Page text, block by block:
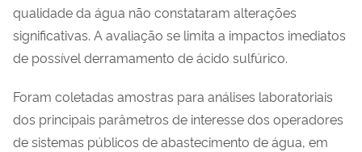
qualidade da água não constataram alterações
significativas. A avaliação se limita a impactos imediatos
de possível derramamento de ácido sulfúrico.
Foram coletadas amostras para análises laboratoriais
dos principais parâmetros de interesse dos operadores
de sistemas públicos de abastecimento de água, em